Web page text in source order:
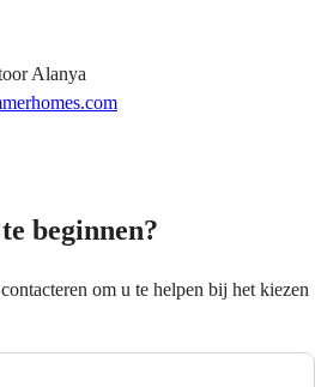
Alanya
beginnen?
om u te helpen bij het kiezen